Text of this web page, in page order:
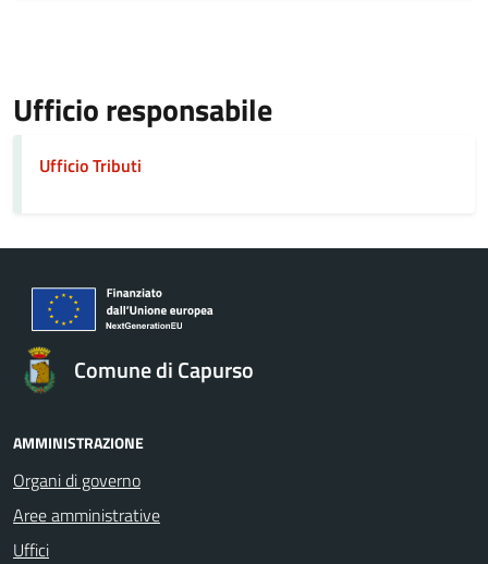
Ufficio responsabile
Ufficio Tributi
Comune di Capurso
AMMINISTRAZIONE
Organi di governo
Aree amministrative
Uffici